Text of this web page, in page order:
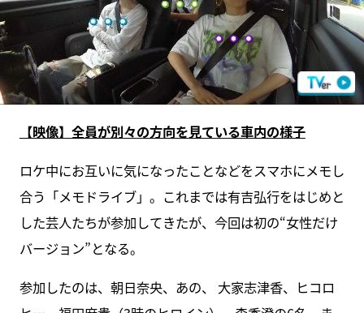
【映像】全員が別々の方向を見ている車内の様子
ロケ中にお互いに気になったことなどをスマホにメモし
合う「メモドライブ」。これまでは有吉弘行をはじめと
した芸人たちが参加してきたが、今回は初の“女性だけ
バージョン”となる。
参加したのは、朝日奈央、あの、 大家志津香、ヒコロ